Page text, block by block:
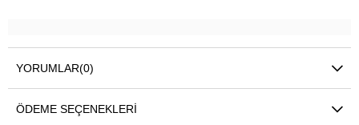
YORUMLAR(0)
ÖDEME SEÇENEKLERI